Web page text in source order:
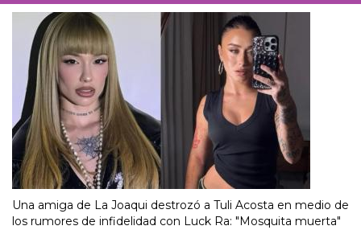
Una amiga de La Joaqui destrozó a Tuli Acosta en medio de
los rumores de infidelidad con Luck Ra: "Mosquita muerta"